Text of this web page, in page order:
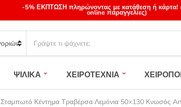
-5% ΕΚΠΤΩΣΗ πληρώνοντας με κατάθεση ή κάρτα!
online παραγγελίες)
a
c
h
p
ΨΙΛΙΚΑ ΧΕΙΡΟΤΕΧΝΙΑ
Σταμπωτό Κέντημα Τραβέρσα Λεμόνια 50×130 Κνωσός